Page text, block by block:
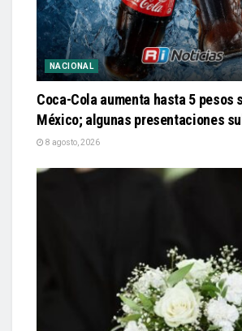
NACIONAL
Coca-Cola aumenta hasta 5 pesos
México; algunas presentaciones
8 agosto, 2026